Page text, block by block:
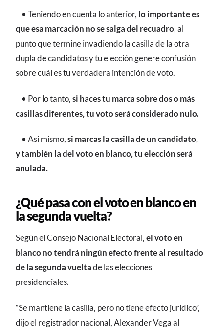
• Teniendo en cuenta lo anterior, lo importante es
que esa marcación no se salga del recuadro, al
punto que termine invadiendo la casilla de la otra
dupla de candidatos y tu elección genere confusión
sobre cuál es tu verdadera intención de voto.
• Por lo tanto,si haces tu marca sobre dos o más
casillas diferentes, tu voto será considerado nulo.
• Así mismo,si marcas la casilla de un candidato,
y también la del voto en blanco, tu elección será
anulada.
¿Qué pasa con el voto en blanco en
la segunda vuelta?
Según el Consejo Nacional Electoral,el voto en
blanco no tendrá ningún efecto frente al resultado
de la segunda vueltade las elecciones
presidenciales.
“Se mantiene la casilla, pero no tiene efecto jurídico”,
dijo el registrador nacional, Alexander Vega al